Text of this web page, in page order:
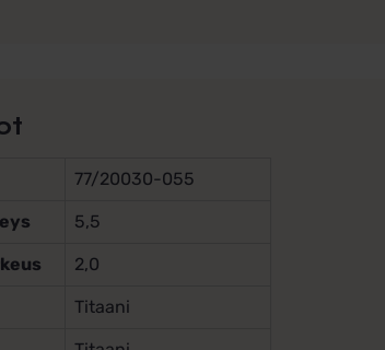
77/20030-055
5,5
2,0
Titaani